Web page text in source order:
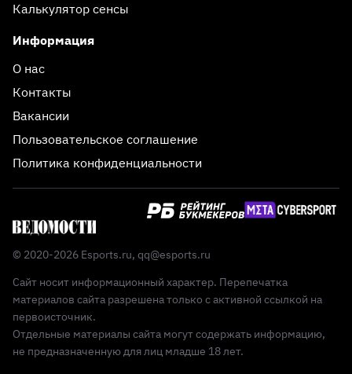
Калькулятор сенсы
Информация
О нас
Контакты
Вакансии
Пользовательское соглашение
Политика конфиденциальности
© 2020-2026 Esports.ru, qq@esports.ru
Сайт носит информационный характер. Перепечатка
материалов сайта разрешена только с активной ссылкой на
первоисточник.
Отдельные материалы сайта могут содержать информацию,
не предназначенную для лиц младше 18 лет.